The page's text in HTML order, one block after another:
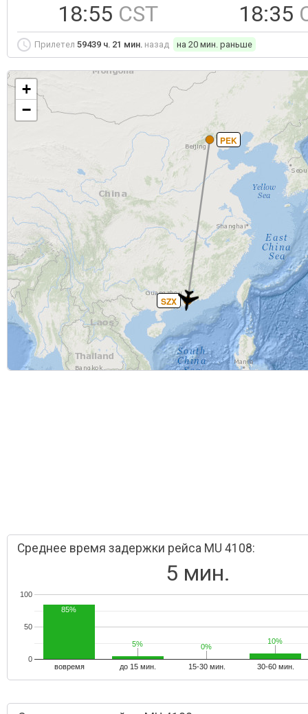
18:55 CST 18:35
Прилетел 59439 ч. 21 мин. назад на 20 мин. раньше
PEK
SZX
+
−
Среднее время задержки рейса MU 4108:
5 мин.
вовремя до 15 мин. 15-30 мин. 30-60 мин.
0
50
100
85%
5%
5% 0%
0%
10%
10%